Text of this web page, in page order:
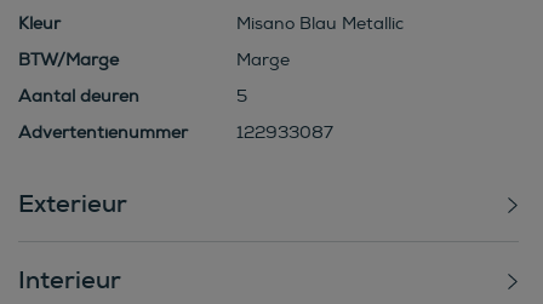
Kleur
Misano Blau Metallic
BTW/Marge
Marge
Aantal deuren
5
Advertentienummer
122933087
Exterieur
Interieur